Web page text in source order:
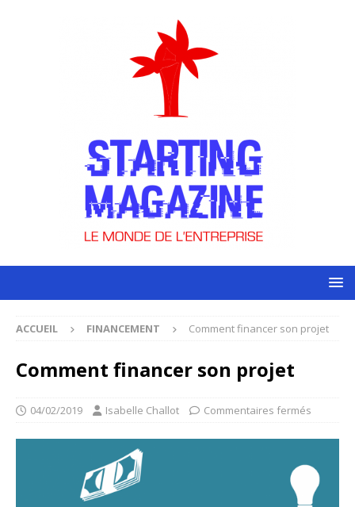
ACCUEIL FINANCEMENT Comment financer son projet
Comment financer son projet
04/02/2019 Isabelle Challot Commentaires fermés